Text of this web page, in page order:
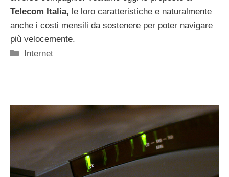
Telecom Italia, le loro caratteristiche e naturalmente
anche i costi mensili da sostenere per poter navigare
più velocemente.
Categorie
Internet